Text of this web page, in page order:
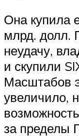
Она купила
млрд. долл.
неудачу,
и скупили
Масштабов
увеличило,
за пределы